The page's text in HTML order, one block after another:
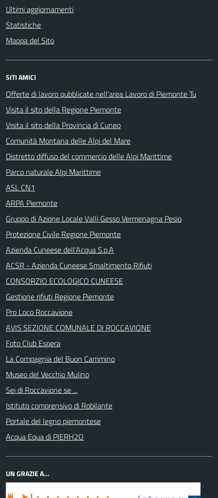
Ultimi aggiornamenti
Statistiche
Mappa del Sito
SITI AMICI
Offerte di lavoro pubblicate nell'area Lavoro di Piemonte Tu
Visita il sito della Regione Piemonte
Visita il sito della Provincia di Cuneo
Comunità Montana delle Alpi del Mare
Distretto diffuso del commercio delle Alpi Marittime
Parco naturale Alpi Marittime
ASL CN1
ARPA Piemonte
Gruppo di Azione Locale Valli Gesso Vermenagna Pesio
Protezione Civile Regione Piemonte
Azienda Cuneese dell’Acqua S.p.A
ACSR - Azienda Cuneese Smaltimento Rifiuti
CONSORZIO ECOLOGICO CUNEESE
Gestione rifiuti Regione Piemonte
Pro Loco Roccavione
AVIS SEZIONE COMUNALE DI ROCCAVIONE
Foto Club Espera
La Compagnia del Buon Cammino
Museo del Vecchio Mulino
Sei di Roccavione se ...
Istituto comprensivo di Robilante
Portale del legno piemontese
Acqua Equa di PIERH2O
UN GRAZIE A...